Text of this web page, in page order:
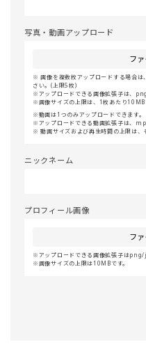
写真・動画アップロード
フ
画像を複数枚アップロードする場合
さい。(上限5枚)
アップロードできる画像拡張子は、
画像サイズの上限は、1枚あたり10MB
動画は1つのみアップロードできます。
アップロードできる動画拡張子は、
動画サイズおよび再生時間の上限は、
ニックネーム
プロフィール画像
フ
アップロードできる画像拡張子は
画像サイズの上限は10MBです。